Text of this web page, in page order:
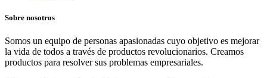
Sobre nosotros
Somos un equipo de personas apasionadas cuyo objetivo es mejorar
la vida de todos a través de productos revolucionarios. Creamos
productos para resolver sus problemas empresariales.